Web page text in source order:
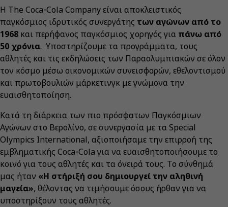
Η The Coca‑Cola Company είναι αποκλειστικός
παγκόσμιος ιδρυτικός συνεργάτης των αγώνων από το
1968 και περήφανος παγκόσμιος χορηγός για πάνω από
50 χρόνια. Υποστηρίζουμε τα προγράμματα, τους
αθλητές και τις εκδηλώσεις των Παραολυμπιακών σε όλον
τον κόσμο μέσω οικονομικών συνεισφορών, εθελοντισμού
και πρωτοβουλιών μάρκετινγκ με γνώμονα την
ευαισθητοποίηση.
Κατά τη διάρκεια των πιο πρόσφατων Παγκόσμιων
Αγώνων στο Βερολίνο, σε συνεργασία με τα Special
Olympics International, αξιοποιήσαμε την επιρροή της
εμβληματικής Coca‑Cola για να ευαισθητοποιήσουμε το
κοινό για τους αθλητές και τα όνειρά τους. Το σύνθημά
μας ήταν «Η στήριξή σου δημιουργεί την αληθινή
μαγεία», θέλοντας να τιμήσουμε όσους ήρθαν για να
υποστηρίξουν τους αθλητές.